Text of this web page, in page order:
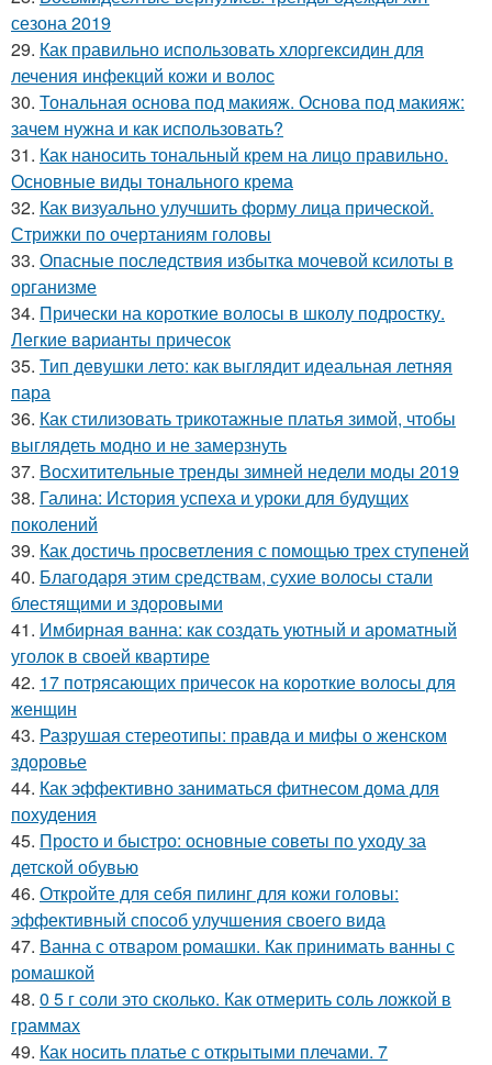
сезона 2019
29. Как правильно использовать хлоргексидин для
лечения инфекций кожи и волос
30. Тональная основа под макияж. Основа под макияж:
зачем нужна и как использовать?
31. Как наносить тональный крем на лицо правильно.
Основные виды тонального крема
32. Как визуально улучшить форму лица прической.
Стрижки по очертаниям головы
33. Опасные последствия избытка мочевой ксилоты в
организме
34. Прически на короткие волосы в школу подростку.
Легкие варианты причесок
35. Тип девушки лето: как выглядит идеальная летняя
пара
36. Как стилизовать трикотажные платья зимой, чтобы
выглядеть модно и не замерзнуть
37. Восхитительные тренды зимней недели моды 2019
38. Галина: История успеха и уроки для будущих
поколений
39. Как достичь просветления с помощью трех ступеней
40. Благодаря этим средствам, сухие волосы стали
блестящими и здоровыми
41. Имбирная ванна: как создать уютный и ароматный
уголок в своей квартире
42. 17 потрясающих причесок на короткие волосы для
женщин
43. Разрушая стереотипы: правда и мифы о женском
здоровье
44. Как эффективно заниматься фитнесом дома для
похудения
45. Просто и быстро: основные советы по уходу за
детской обувью
46. Откройте для себя пилинг для кожи головы:
эффективный способ улучшения своего вида
47. Ванна с отваром ромашки. Как принимать ванны с
ромашкой
48. 0 5 г соли это сколько. Как отмерить соль ложкой в
граммах
49. Как носить платье с открытыми плечами. 7